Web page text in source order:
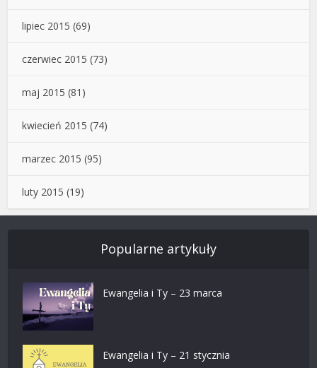
lipiec 2015 (69)
czerwiec 2015 (73)
maj 2015 (81)
kwiecień 2015 (74)
marzec 2015 (95)
luty 2015 (19)
Popularne artykuły
Ewangelia i Ty – 23 marca
Ewangelia i Ty – 21 stycznia